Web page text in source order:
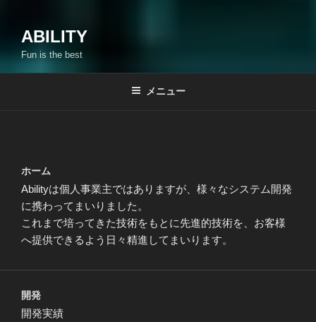
ABILITY
Fun is the best
メニュー
ホーム
Abilityは個人事業主ではありますが、様々なシステム開発
に携わってまいりました。
これまで培ってきた技術をもとに先進的技術を、お客様
へ提供できるよう日々精進してまいります。
開発
開発実績